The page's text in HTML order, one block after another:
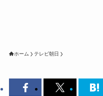
ホーム テレビ朝日